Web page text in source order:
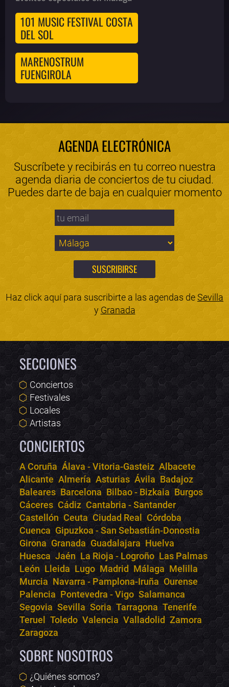
101 MUSIC FESTIVAL COSTA
DEL SOL
MARENOSTRUM
FUENGIROLA
AGENDA ELECTRÓNICA
Suscríbete y recibirás en tu correo nuestra
agenda diaria de conciertos de tu ciudad.
Puedes darte de baja en cualquier momento
Haz click aquí para suscribirte a las agendas deSevilla
y Granada
SECCIONES
Conciertos
Festivales
Locales
Artistas
CONCIERTOS
A Coruña Álava - Vitoria-Gasteiz Albacete
Alicante Almería Asturias Ávila Badajoz
Baleares Barcelona Bilbao - Bizkaia Burgos
Cáceres Cádiz Cantabria - Santander
Castellón Ceuta Ciudad Real Córdoba
Cuenca Gipuzkoa - San Sebastián-Donostia
Girona Granada Guadalajara Huelva
Huesca Jaén La Rioja - Logroño Las Palmas
León Lleida Lugo Madrid Málaga Melilla
Murcia Navarra - Pamplona-Iruña Ourense
Palencia Pontevedra - Vigo Salamanca
Segovia Sevilla Soria Tarragona Tenerife
Teruel
Toledo Valencia Valladolid Zamora
Zaragoza
SOBRE NOSOTROS
¿Quiénes somos?
Bololoco · conciertos.club
Online · Te ayudo a encontrar conciertos